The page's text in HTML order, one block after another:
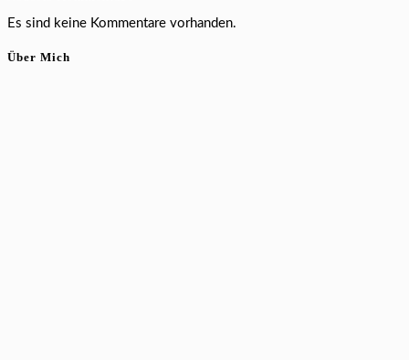
Es sind keine Kommentare vorhanden.
Über Mich